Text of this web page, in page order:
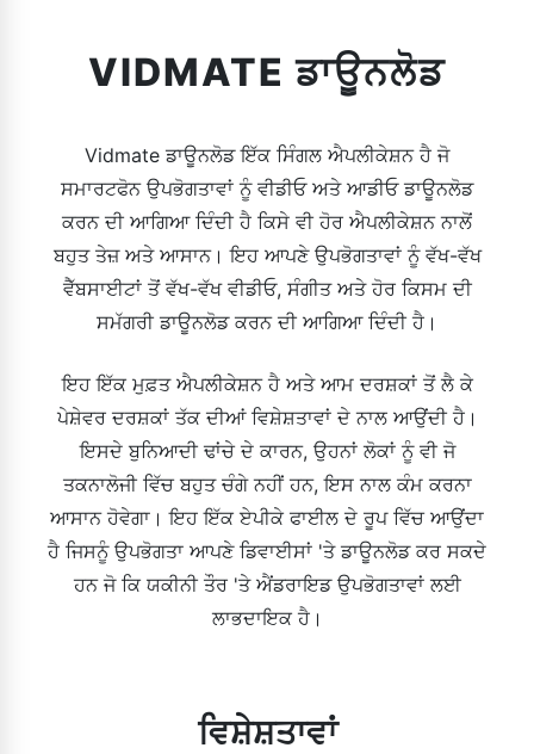
VIDMATE ਡਾਊਨਲੋਡ
Vidmate ਡਾਊਨਲੋਡ ਇੱਕ ਸਿੰਗਲ ਐਪਲੀਕੇਸ਼ਨ ਹੈ ਜੋ
ਸਮਾਰਟਫੋਨ ਉਪਭੋਗਤਾਵਾਂ ਨੂੰ ਵੀਡੀਓ ਅਤੇ ਆਡੀਓ ਡਾਊਨਲੋਡ
ਕਰਨ ਦੀ ਆਗਿਆ ਦਿੰਦੀ ਹੈ ਕਿਸੇ ਵੀ ਹੋਰ ਐਪਲੀਕੇਸ਼ਨ ਨਾਲੋਂ
ਬਹੁਤ ਤੇਜ਼ ਅਤੇ ਆਸਾਨ। ਇਹ ਆਪਣੇ ਉਪਭੋਗਤਾਵਾਂ ਨੂੰ ਵੱਖ-ਵੱਖ
ਵੈੱਬਸਾਈਟਾਂ ਤੋਂ ਵੱਖ-ਵੱਖ ਵੀਡੀਓ, ਸੰਗੀਤ ਅਤੇ ਹੋਰ ਕਿਸਮ ਦੀ
ਸਮੱਗਰੀ ਡਾਊਨਲੋਡ ਕਰਨ ਦੀ ਆਗਿਆ ਦਿੰਦੀ ਹੈ।
ਇਹ ਇੱਕ ਮੁਫ਼ਤ ਐਪਲੀਕੇਸ਼ਨ ਹੈ ਅਤੇ ਆਮ ਦਰਸ਼ਕਾਂ ਤੋਂ ਲੈ ਕੇ
ਪੇਸ਼ੇਵਰ ਦਰਸ਼ਕਾਂ ਤੱਕ ਦੀਆਂ ਵਿਸ਼ੇਸ਼ਤਾਵਾਂ ਦੇ ਨਾਲ ਆਉਂਦੀ ਹੈ।
ਇਸਦੇ ਬੁਨਿਆਦੀ ਢਾਂਚੇ ਦੇ ਕਾਰਨ, ਉਹਨਾਂ ਲੋਕਾਂ ਨੂੰ ਵੀ ਜੋ
ਤਕਨਾਲੋਜੀ ਵਿੱਚ ਬਹੁਤ ਚੰਗੇ ਨਹੀਂ ਹਨ, ਇਸ ਨਾਲ ਕੰਮ ਕਰਨਾ
ਆਸਾਨ ਹੋਵੇਗਾ। ਇਹ ਇੱਕ ਏਪੀਕੇ ਫਾਈਲ ਦੇ ਰੂਪ ਵਿੱਚ ਆਉਂਦਾ
ਹੈ ਜਿਸਨੂੰ ਉਪਭੋਗਤਾ ਆਪਣੇ ਡਿਵਾਈਸਾਂ 'ਤੇ ਡਾਊਨਲੋਡ ਕਰ ਸਕਦੇ
ਹਨ ਜੋ ਕਿ ਯਕੀਨੀ ਤੌਰ 'ਤੇ ਐਂਡਰਾਇਡ ਉਪਭੋਗਤਾਵਾਂ ਲਈ
ਲਾਭਦਾਇਕ ਹੈ।
ਵਿਸ਼ੇਸ਼ਤਾਵਾਂ